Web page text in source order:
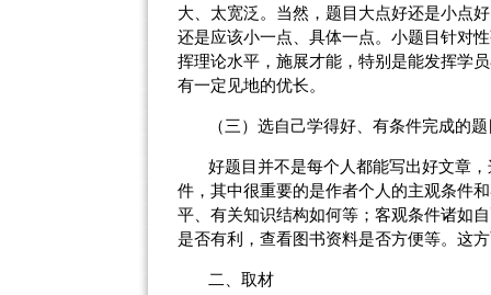
大、太宽泛。当然，题目大点好还是小点
还是应该小一点、具体一点。小题目针对
挥理论水平，施展才能，特别是能发挥学
有一定见地的优长。
（三）选自己学得好、有条件完成的题
好题目并不是每个人都能写出好文章
件，其中很重要的是作者个人的主观条件
平、有关知识结构如何等；客观条件诸如
是否有利，查看图书资料是否方便等。这
二、取材